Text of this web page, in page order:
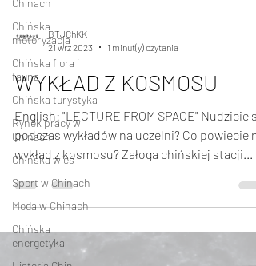
Chinach
Chińska
motoryzacja
Chińska flora i
fauna
Chińska turystyka
Rynek pracy w
Chinach
Chińska wieś
Sport w Chinach
Moda w Chinach
Chińska
energetyka
BTJChKK
21 wrz 2023
1 minut(y) czytania
WYKŁAD Z KOSMOSU
English: "LECTURE FROM SPACE" Nudzicie
podczas wykładów na uczelni? Co powiecie na
wykład z kosmosu? Załoga chińskiej stacji...